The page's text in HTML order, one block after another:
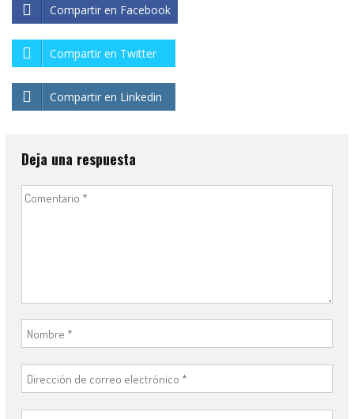
Compartir en Facebook
Compartir en Twitter
Compartir en Linkedin
Deja una respuesta